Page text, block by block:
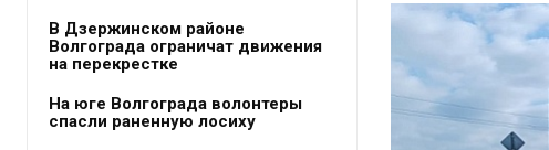
В Дзержинском районе
Волгограда ограничат движения
на перекрестке
На юге Волгограда волонтеры
спасли раненную лосиху